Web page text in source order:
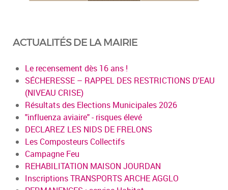
ACTUALITÉS DE LA MAIRIE
Le recensement dès 16 ans !
SÉCHERESSE – RAPPEL DES RESTRICTIONS D'EAU
(NIVEAU CRISE)
Résultats des Elections Municipales 2026
"influenza aviaire" - risques élevé
DECLAREZ LES NIDS DE FRELONS
Les Composteurs Collectifs
Campagne Feu
REHABILITATION MAISON JOURDAN
Inscriptions TRANSPORTS ARCHE AGGLO